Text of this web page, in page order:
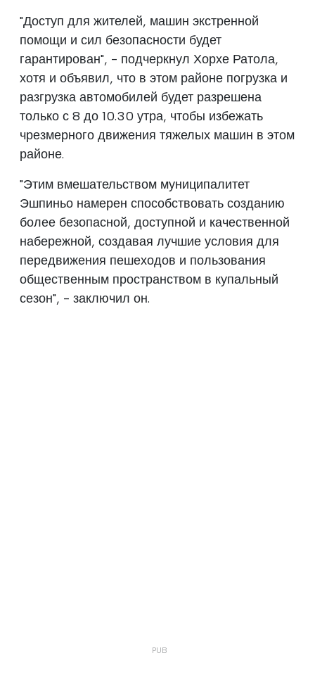
"Доступ для жителей, машин экстренной
помощи и сил безопасности будет
гарантирован", - подчеркнул Хорхе Ратола,
хотя и объявил, что в этом районе погрузка и
разгрузка автомобилей будет разрешена
только с 8 до 10.30 утра, чтобы избежать
чрезмерного движения тяжелых машин в этом
районе.
"Этим вмешательством муниципалитет
Эшпиньо намерен способствовать созданию
более безопасной, доступной и качественной
набережной, создавая лучшие условия для
передвижения пешеходов и пользования
общественным пространством в купальный
сезон", - заключил он.